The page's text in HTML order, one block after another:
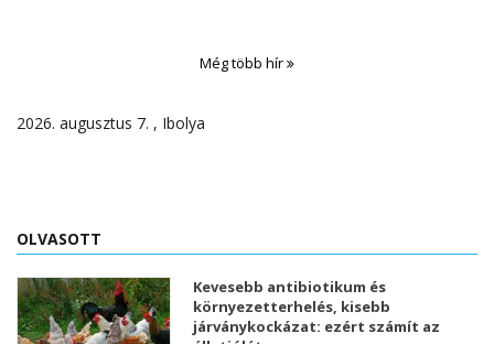
Még több hír
2026. augusztus 7. , Ibolya
OLVASOTT
Kevesebb antibiotikum és
környezetterhelés, kisebb
járványkockázat: ezért számít az